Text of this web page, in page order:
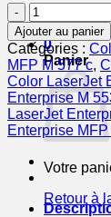
0
Panier
Votre
Retour à
quantité
de
HP
Cartouche
Toner
508X
Haute
Capacité
Jaune
9
500
pages
Ajouter au panier
Catégories :
MFP M 577 c,
Color LaserJet
Enterprise M
LaserJet
Enterprise